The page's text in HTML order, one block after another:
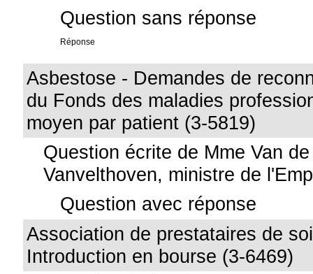
Question sans réponse
Réponse
Asbestose - Demandes de
du Fonds des maladies
moyen par patient (3-5819)
Question écrite de Mme Van
Vanvelthoven, ministre de
Question avec réponse
Association de prestataires de
Introduction en bourse (3-6469)